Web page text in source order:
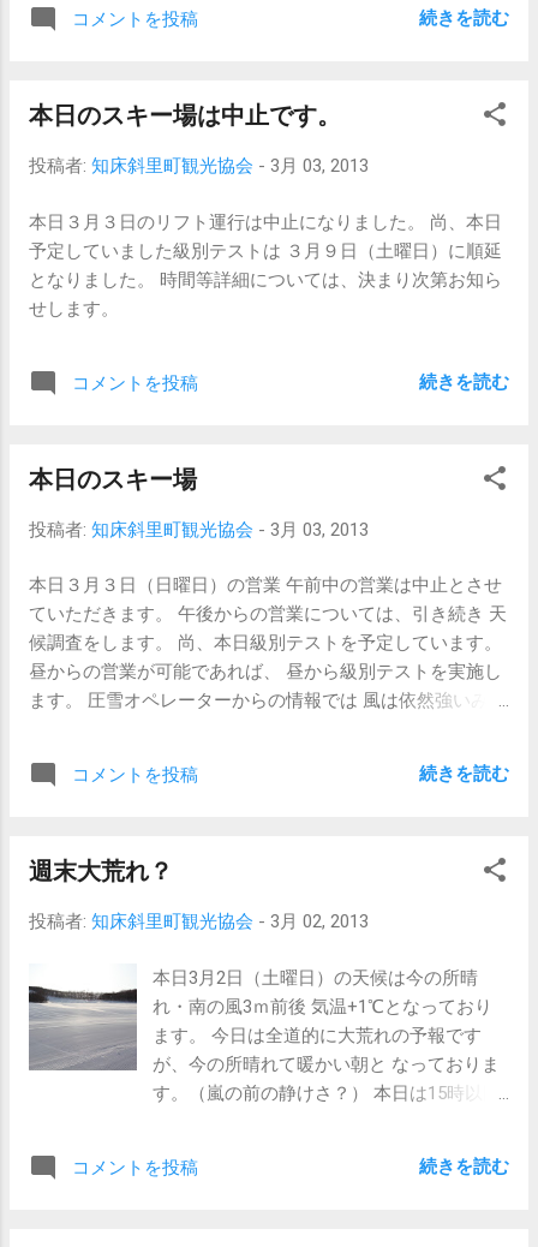
コメントを投稿 続きを読む
本日のスキー場は中止です。
投稿者: 知床斜里町観光協会 - 3月 03, 2013
本日３月３日のリフト運行は中止になりました。 尚、本日
予定していました級別テストは ３月９日（土曜日）に順延
となりました。 時間等詳細については、決まり次第お知ら
せします。
コメントを投稿 続きを読む
本日のスキー場
投稿者: 知床斜里町観光協会 - 3月 03, 2013
本日３月３日（日曜日）の営業 午前中の営業は中止とさせ
ていただきます。 午後からの営業については、引き続き 天
候調査をします。 尚、本日級別テストを予定しています。
昼からの営業が可能であれば、 昼から級別テストを実施し
ます。 圧雪オペレーターからの情報では 風は依然強いみた
コメントを投稿 続きを読む
週末大荒れ？
投稿者: 知床斜里町観光協会 - 3月 02, 2013
本日3月2日（土曜日）の天候は今の所晴
れ・南の風3ｍ前後 気温+1℃となっており
ます。 今日は全道的に大荒れの予報です
が、今の所晴れて暖かい朝と なっておりま
す。（嵐の前の静けさ？） 本日は15時以降
良好 です。
コメントを投稿 続きを読む